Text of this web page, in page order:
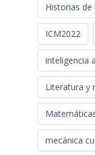
Historias de
ICM2022
inteligencia
Literatura y
mecánica